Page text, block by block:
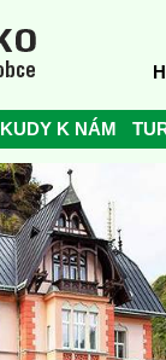
KUDY K NÁM